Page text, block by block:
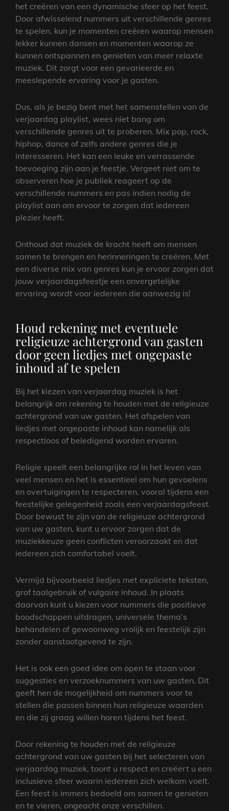
het creëren van een dynamische sfeer op het feest.
Door afwisselend nummers uit verschillende genres
te spelen, kun je momenten creëren waarop mensen
lekker kunnen dansen en momenten waarop ze
kunnen ontspannen en genieten van meer relaxte
muziek. Dit zorgt voor een gevarieerde en
meeslepende ervaring voor je gasten.
Dus, als je bezig bent met het samenstellen van de
verjaardag playlist, wees niet bang om
verschillende genres uit te proberen. Mix pop, rock,
hiphop, dance of zelfs andere genres die je
interesseren. Het kan een leuke en verrassende
toevoeging zijn aan je feestje. Vergeet niet om te
observeren hoe je publiek reageert op de
verschillende nummers en pas indien nodig de
playlist aan om ervoor te zorgen dat iedereen
plezier heeft.
Onthoud dat muziek de kracht heeft om mensen
samen te brengen en herinneringen te creëren. Met
een diverse mix van genres kun je ervoor zorgen dat
jouw verjaardagsfeestje een onvergetelijke
ervaring wordt voor iedereen die aanwezig is!
Houd rekening met eventuele
religieuze achtergrond van gasten
door geen liedjes met ongepaste
inhoud af te spelen
Bij het kiezen van verjaardag muziek is het
belangrijk om rekening te houden met de religieuze
achtergrond van uw gasten. Het afspelen van
liedjes met ongepaste inhoud kan namelijk als
respectloos of beledigend worden ervaren.
Religie speelt een belangrijke rol in het leven van
veel mensen en het is essentieel om hun gevoelens
en overtuigingen te respecteren, vooral tijdens een
feestelijke gelegenheid zoals een verjaardagsfeest.
Door bewust te zijn van de religieuze achtergrond
van uw gasten, kunt u ervoor zorgen dat de
muziekkeuze geen conflicten veroorzaakt en dat
iedereen zich comfortabel voelt.
Vermijd bijvoorbeeld liedjes met expliciete teksten,
grof taalgebruik of vulgaire inhoud. In plaats
daarvan kunt u kiezen voor nummers die positieve
boodschappen uitdragen, universele thema’s
behandelen of gewoonweg vrolijk en feestelijk zijn
zonder aanstootgevend te zijn.
Het is ook een goed idee om open te staan voor
suggesties en verzoeknummers van uw gasten. Dit
geeft hen de mogelijkheid om nummers voor te
stellen die passen binnen hun religieuze waarden
en die zij graag willen horen tijdens het feest.
Door rekening te houden met de religieuze
achtergrond van uw gasten bij het selecteren van
verjaardag muziek, toont u respect en creëert u een
inclusieve sfeer waarin iedereen zich welkom voelt.
Een feest is immers bedoeld om samen te genieten
en te vieren, ongeacht onze verschillen.